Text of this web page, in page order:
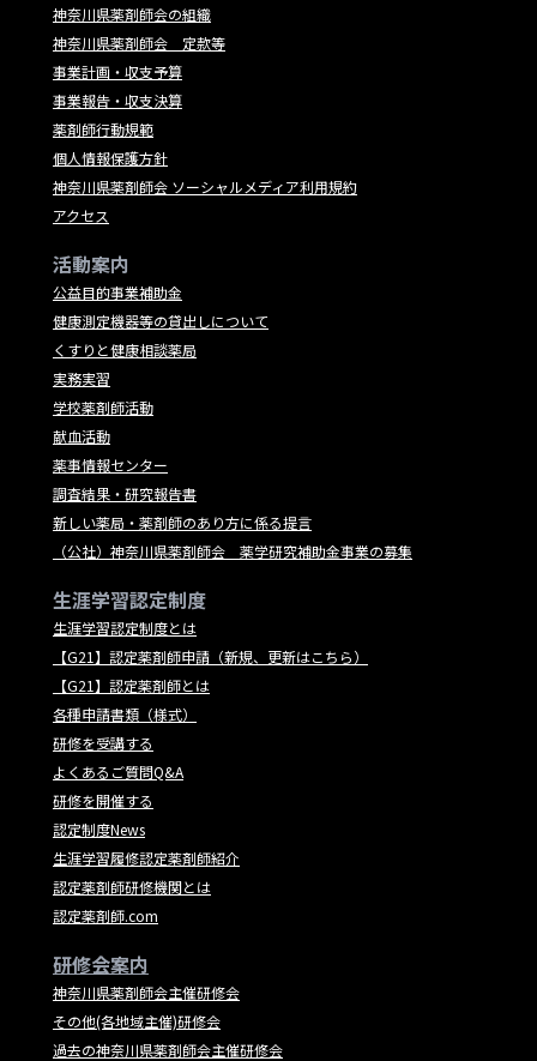
神奈川県薬剤師会の組織
神奈川県薬剤師会 定款等
事業計画・収支予算
事業報告・収支決算
薬剤師行動規範
個人情報保護方針
神奈川県薬剤師会 ソーシャルメディア利用規約
アクセス
活動案内
公益目的事業補助金
健康測定機器等の貸出しについて
くすりと健康相談薬局
実務実習
学校薬剤師活動
献血活動
薬事情報センター
調査結果・研究報告書
新しい薬局・薬剤師のあり方に係る提言
（公社）神奈川県薬剤師会 薬学研究補助金事業の募集
生涯学習認定制度
生涯学習認定制度とは
【G21】認定薬剤師申請（新規、更新はこちら）
【G21】認定薬剤師とは
各種申請書類（様式）
研修を受講する
よくあるご質問Q&A
研修を開催する
認定制度News
生涯学習履修認定薬剤師紹介
認定薬剤師研修機関とは
認定薬剤師.com
研修会案内
神奈川県薬剤師会主催研修会
その他(各地域主催)研修会
過去の神奈川県薬剤師会主催研修会